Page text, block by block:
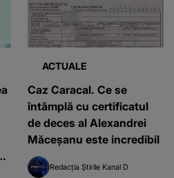
ACTUALE
Caz Caracal. Ce se
întâmplă cu certificatul
de deces al Alexandrei
Măceșanu este incredibil
Redacția Știrile Kanal D